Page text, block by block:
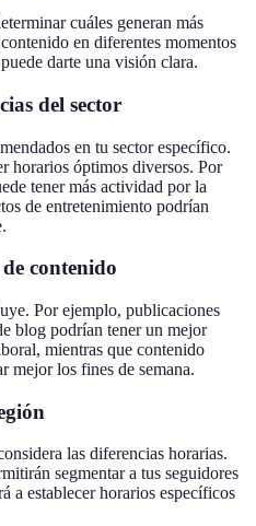
cuáles generan más
en diferentes momentos
darte una visión clara.
del sector
en tu sector específico.
horarios óptimos diversos. Por
tener más actividad por la
de entretenimiento podrían
contenido
Por ejemplo, publicaciones
blog podrían tener un mejor
mientras que contenido
mejor los fines de semana.
las diferencias horarias.
segmentar a tus seguidores
a establecer horarios específicos